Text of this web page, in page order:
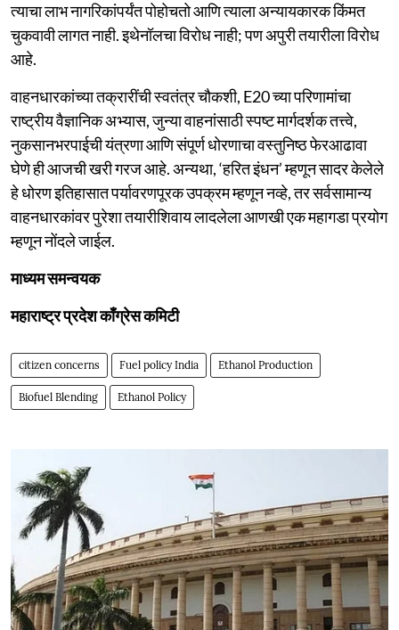
त्याचा लाभ नागरिकांपर्यंत पोहोचतो आणि त्याला अन्यायकारक किंमत
चुकवावी लागत नाही. इथेनॉलचा विरोध नाही; पण अपुरी तयारीला विरोध
आहे.
वाहनधारकांच्या तक्रारींची स्वतंत्र चौकशी, E20 च्या परिणामांचा
राष्ट्रीय वैज्ञानिक अभ्यास, जुन्या वाहनांसाठी स्पष्ट मार्गदर्शक तत्त्वे,
नुकसानभरपाईची यंत्रणा आणि संपूर्ण धोरणाचा वस्तुनिष्ठ फेरआढावा
घेणे ही आजची खरी गरज आहे. अन्यथा, ‘हरित इंधन’ म्हणून सादर केलेले
हे धोरण इतिहासात पर्यावरणपूरक उपक्रम म्हणून नव्हे, तर सर्वसामान्य
वाहनधारकांवर पुरेशा तयारीशिवाय लादलेला आणखी एक महागडा प्रयोग
म्हणून नोंदले जाईल.
माध्यम समन्वयक
महाराष्ट्र प्रदेश काँग्रेस कमिटी
citizen concerns Fuel policy India Ethanol Production
Biofuel Blending Ethanol Policy